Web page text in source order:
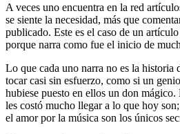
A veces uno encuentra en la red
se siente la necesidad, más que
publicado. Este es el caso de un
porque narra como fue el inicio de
Lo que cada uno narra no es la historia
tocar casi sin esfuerzo, como si un
hubiese puesto en ellos un don
les costó mucho llegar a lo que hoy
el amor por la música son los únicos